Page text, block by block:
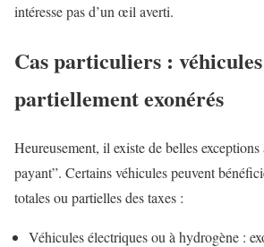
intéresse pas d’un œil averti.
Cas particuliers :
partiellement exonérés
Heureusement, il existe de belles
payant”. Certains véhicules peuvent
totales ou partielles des taxes :
Véhicules électriques ou à hydrogène :